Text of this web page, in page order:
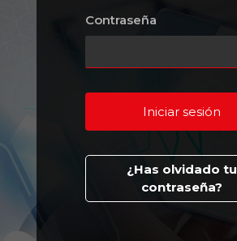
Contraseña
¿Has olvidado tu
contraseña?